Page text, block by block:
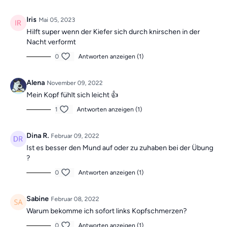
Iris Mai 05, 2023
Hilft super wenn der Kiefer sich durch knirschen in der
Nacht verformt
0 Antworten anzeigen (1)
Alena November 09, 2022
Mein Kopf fühlt sich leicht 👍
1 Antworten anzeigen (1)
Dina R. Februar 09, 2022
Ist es besser den Mund auf oder zu zuhaben bei der Übung
?
0 Antworten anzeigen (1)
Sabine Februar 08, 2022
Warum bekomme ich sofort links Kopfschmerzen?
0 Antworten anzeigen (1)